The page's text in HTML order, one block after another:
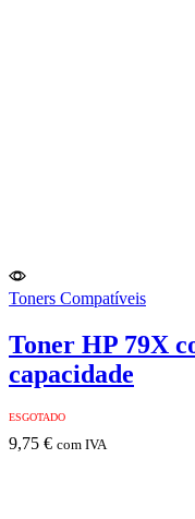
Toners Compatíveis
Toner HP 79X
capacidade
ESGOTADO
9,75 € com IVA